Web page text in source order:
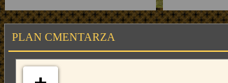
PLAN CMENTARZA